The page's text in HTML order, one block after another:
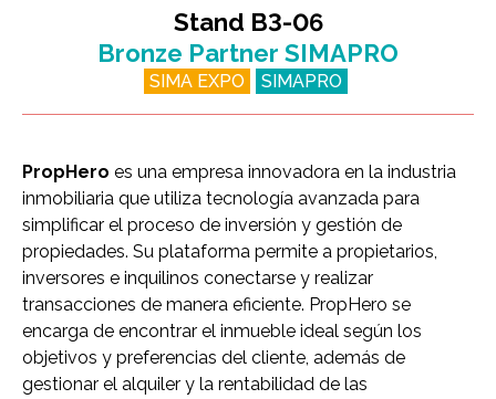
PropHero es una empresa innovadora en la industria
inmobiliaria que utiliza tecnología avanzada para
simplificar el proceso de inversión y gestión de
propiedades. Su plataforma permite a propietarios,
inversores e inquilinos conectarse y realizar
transacciones de manera eficiente. PropHero se
encarga de encontrar el inmueble ideal según los
objetivos y preferencias del cliente, además de
gestionar el alquiler y la rentabilidad de las
Stand B3-06
Bronze Partner SIMAPRO
SIMA EXPO SIMAPRO